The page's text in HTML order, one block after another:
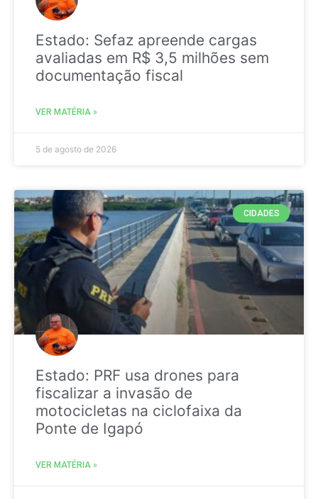
Estado: Sefaz apreende cargas
avaliadas em R$ 3,5 milhões sem
documentação fiscal
VER MATÉRIA »
5 de agosto de 2026
CIDADES
Estado: PRF usa drones para
fiscalizar a invasão de
motocicletas na ciclofaixa da
Ponte de Igapó
VER MATÉRIA »